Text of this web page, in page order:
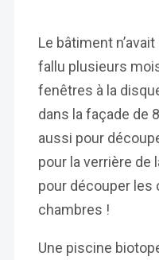
Le bâtiment
fallu plusieurs
fenêtres à la
dans la façade de
aussi pour
pour la verrière de
pour découper les
chambres !
Une piscine